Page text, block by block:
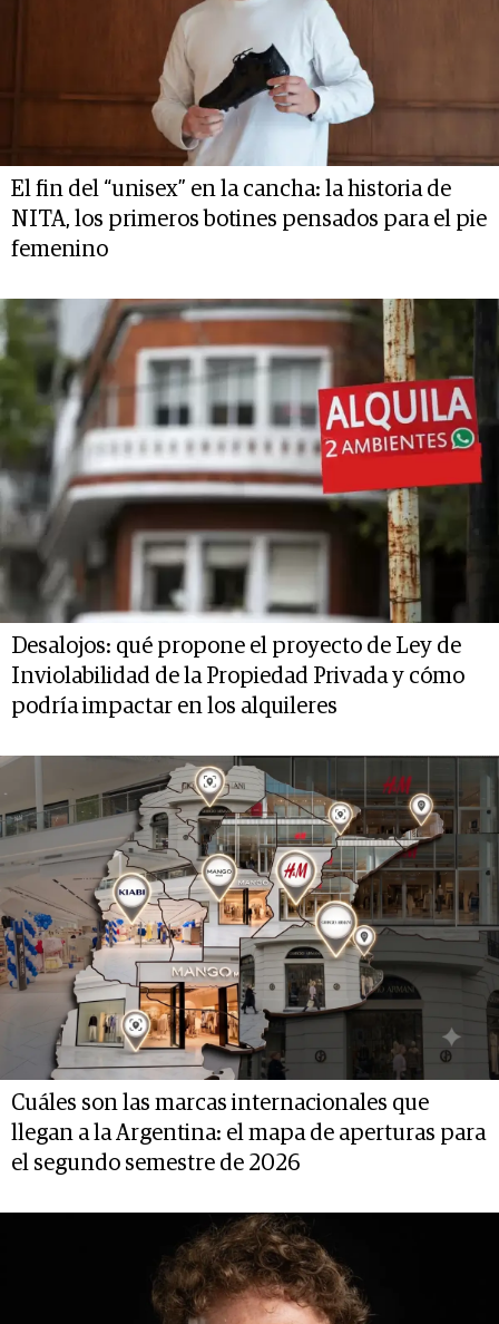
El fin del “unisex” en la cancha: la historia de
NITA, los primeros botines pensados para el pie
femenino
Desalojos: qué propone el proyecto de Ley de
Inviolabilidad de la Propiedad Privada y cómo
podría impactar en los alquileres
Cuáles son las marcas internacionales que
llegan a la Argentina: el mapa de aperturas para
el segundo semestre de 2026